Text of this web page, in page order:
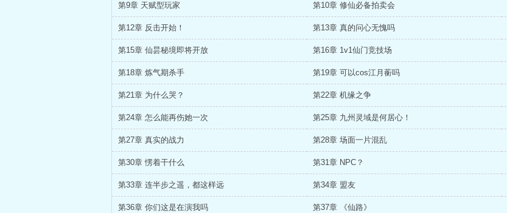
第9章 天赋型玩家 第10章 修仙必备拍卖会
第12章 反击开始！ 第13章 真的问心无愧吗
第15章 仙昙秘境即将开放 第16章 1v1仙门竞技场
第18章 炼气期杀手 第19章 可以cos江月蘅吗
第21章 为什么哭？ 第22章 机缘之争
第24章 怎么能再伤她一次 第25章 九州灵域是何居心！
第27章 真实的战力 第28章 场面一片混乱
第30章 愣着干什么 第31章 NPC？
第33章 连半步之遥，都这样远 第34章 盟友
第36章 你们这是在演我吗 第37章 《仙路》